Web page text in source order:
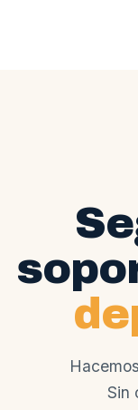
Sin